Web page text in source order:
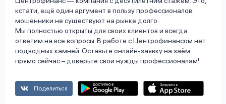
кстати, ещё один аргумент в пользу профессионалов:
мошенники не существуют на рынке долго.
Мы полностью открыты для своих клиентов и всегда
ответим на все вопросы. В работе с Центрофинансом нет
подводных камней. Оставьте онлайн-заявкуна заём
прямо сейчас – доверьте свои нужды профессионалам!
Поделиться